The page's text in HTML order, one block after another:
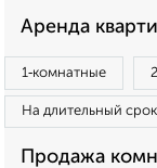
Аренда
1‑комнатные
На длительный срок
Продажа